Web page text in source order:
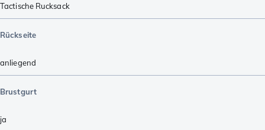
Tactische Rucksack
Rückseite
anliegend
Brustgurt
ja